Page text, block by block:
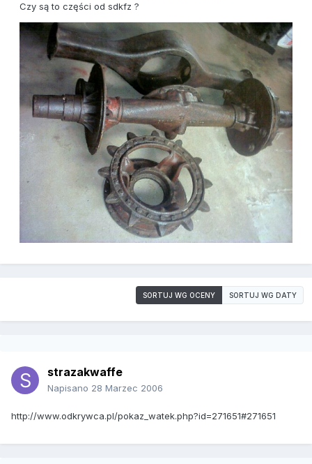
Czy są to części od sdkfz ?
SORTUJ WG OCENY SORTUJ WG DATY
strazakwaffe
Napisano 28 Marzec 2006
http://www.odkrywca.pl/pokaz_watek.php?id=271651#271651